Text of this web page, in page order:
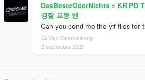
DasBesteOderNichts » KR PD
경찰 교통 밴
Can you send me the ytf files for
Visa Sammanhang
2 september 2020